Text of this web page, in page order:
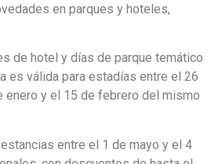
en parques y hoteles,
de hotel y días de parque temático
es válida para estadías entre el 26
enero y el 15 de febrero del mismo
entre el 1 de mayo y el 4